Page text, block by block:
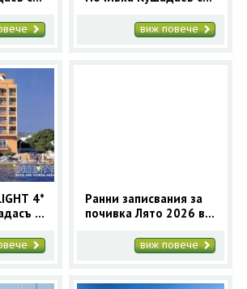
Лято 2026виж повече
4*
с
Ранни записвания за
почивка Лято 2026 в
нощувки с автобус
виж повече